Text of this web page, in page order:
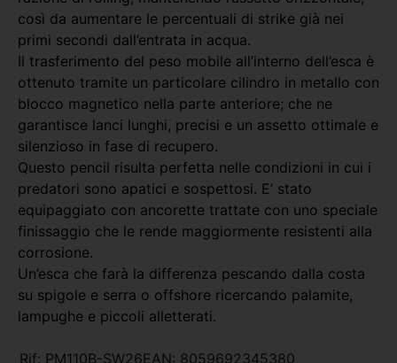
così da aumentare le percentuali di strike già nei
primi secondi dall’entrata in acqua.
Il trasferimento del peso mobile all’interno dell’esca è
ottenuto tramite un particolare cilindro in metallo con
blocco magnetico nella parte anteriore; che ne
garantisce lanci lunghi, precisi e un assetto ottimale e
silenzioso in fase di recupero.
Questo pencil risulta perfetta nelle condizioni in cui i
predatori sono apatici e sospettosi. E’ stato
equipaggiato con ancorette trattate con uno speciale
finissaggio che le rende maggiormente resistenti alla
corrosione.
Un’esca che farà la differenza pescando dalla costa
su spigole e serra o offshore ricercando palamite,
lampughe e piccoli alletterati.
Rif: PM110B-SW26EAN: 8059692345380